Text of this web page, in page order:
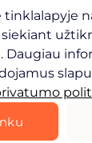
All rights
Sveiki!
tinklalapyje
Daugiau